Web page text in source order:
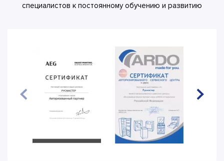
специалистов к постоянному обучению и развитию